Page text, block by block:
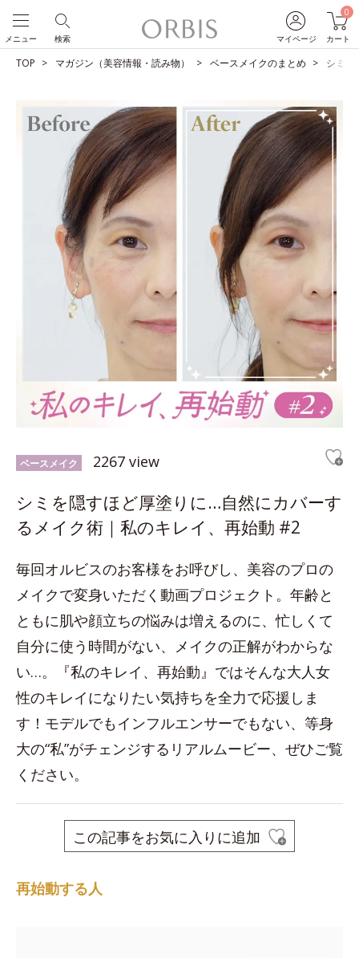
マイページ
0
カート
検索
メニュー
TOP マガジン（美容情報・読み物） ベースメイクのまとめ シミを
ベースメイク 2267 view
シミを隠すほど厚塗りに…自然にカバーす
るメイク術｜私のキレイ、再始動 #2
毎回オルビスのお客様をお呼びし、美容のプロの
メイクで変身いただく動画プロジェクト。年齢と
ともに肌や顔立ちの悩みは増えるのに、忙しくて
自分に使う時間がない、メイクの正解がわからな
い…。『私のキレイ、再始動』ではそんな大人女
性のキレイになりたい気持ちを全力で応援しま
す！モデルでもインフルエンサーでもない、等身
大の“私”がチェンジするリアルムービー、ぜひご覧
ください。
この記事をお気に入りに追加
再始動する人